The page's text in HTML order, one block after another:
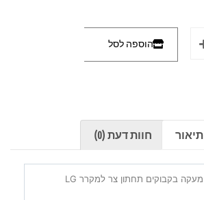
הוספה לסל
תיאור חוות דעת (0)
מעקה בקבוקים תחתון צר למקרר LG